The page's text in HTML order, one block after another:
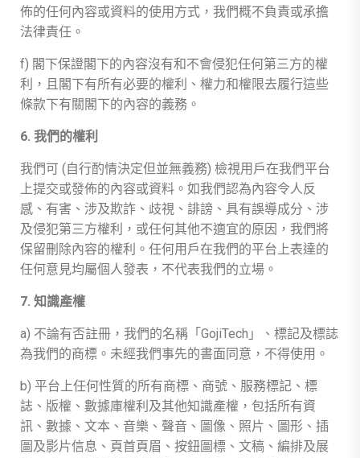
佈的任何內容或資料的使用方式，我們概不負責或承擔
法律責任。
f) 閣下保證閣下的內容沒有和不會侵犯任何第三方的權
利，且閣下有所有必要的權利、權力和權限去履行這些
條款下有關閣下的內容的義務。
6. 我們的權利
我們可 (自行酌情決定但並無義務) 檢視用戶在我們平台
上提交或發佈的內容或資料。如我們認為內容令人反
感、有害、涉及欺詐、歧視、誹謗、具有誤導成分、涉
及侵犯第三方權利，或任何其他不適宜的原因，我們將
保留刪除內容的權利。任何用戶在我們的平台上表達的
任何意見均屬個人發表，不代表我們的立場。
7. 知識產權
a) 不論有否註冊，我們的名稱「GojiTech」、標記及標誌
為我們的商標。未經我們事先的書面同意，不得使用。
b) 平台上任何性質的所有商標、商號、服務標記、標
誌、版權、數據庫權利及其他知識產權，包括所有資
訊、數據、文本、音樂、聲音、圖像、照片、圖形、插
圖及影片信息、頁首頁眉、按鈕圖標、文稿、編排及展